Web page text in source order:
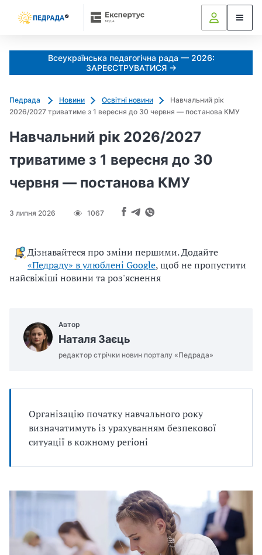
Всеукраїнська педагогічна рада — 2026:
ЗАРЕЄСТРУВАТИСЯ →
Педрада Новини Освітні новини
Навчальний рік
2026/2027 триватиме з 1 вересня до 30 червня — постанова КМУ
Навчальний рік 2026/2027
триватиме з 1 вересня до 30
червня — постанова КМУ
3 липня 2026 1067
Дізнавайтеся про зміни першими. Додайте
«Педраду» в улюблені Google, щоб не пропустити
найсвіжіші новини та роз'яснення
Автор
Наталя Заєць
редактор стрічки новин порталу «Педрада»
Організацію початку навчального року
визначатимуть із урахуванням безпекової
ситуації в кожному регіоні